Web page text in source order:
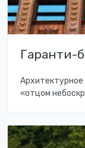
Гаранти-
Архитектурное
«отцом